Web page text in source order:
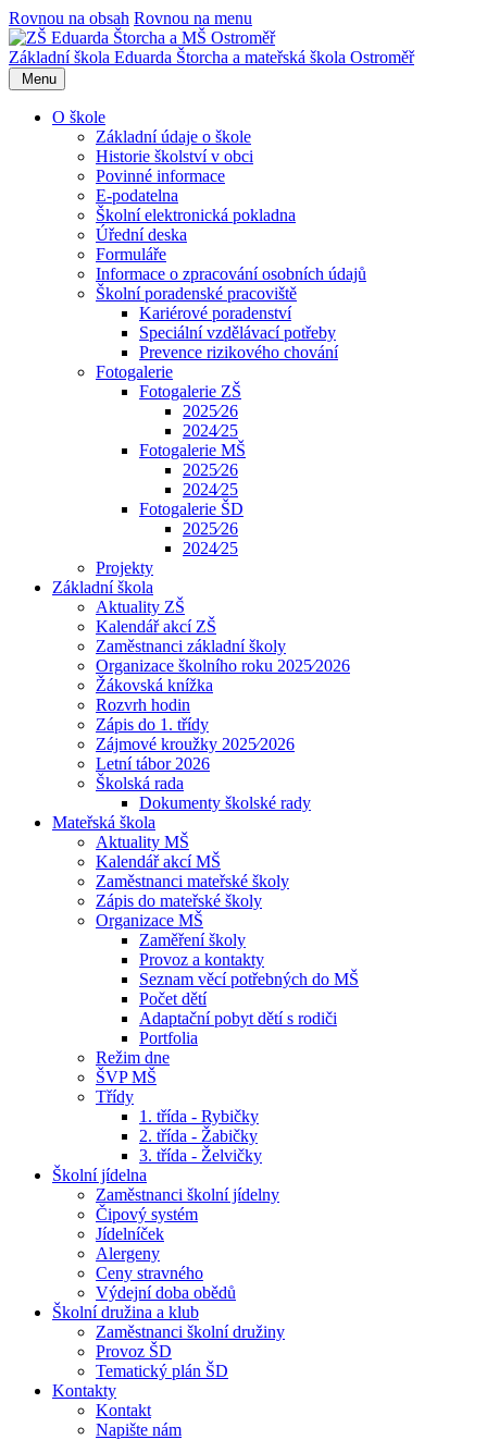
Rovnou na obsah Rovnou na menu
Základní škola Eduarda Štorcha a mateřská škola Ostroměř
Menu
O škole
Základní údaje o škole
Historie školství v obci
Povinné informace
E-podatelna
Školní elektronická pokladna
Úřední deska
Formuláře
Informace o zpracování osobních údajů
Školní poradenské pracoviště
Kariérové poradenství
Speciální vzdělávací potřeby
Prevence rizikového chování
Fotogalerie
Fotogalerie ZŠ
2025⁄26
2024⁄25
Fotogalerie MŠ
2025⁄26
2024⁄25
Fotogalerie ŠD
2025⁄26
2024⁄25
Projekty
Základní škola
Aktuality ZŠ
Kalendář akcí ZŠ
Zaměstnanci základní školy
Organizace školního roku 2025⁄2026
Žákovská knížka
Rozvrh hodin
Zápis do 1. třídy
Zájmové kroužky 2025⁄2026
Letní tábor 2026
Školská rada
Dokumenty školské rady
Mateřská škola
Aktuality MŠ
Kalendář akcí MŠ
Zaměstnanci mateřské školy
Zápis do mateřské školy
Organizace MŠ
Zaměření školy
Provoz a kontakty
Seznam věcí potřebných do MŠ
Počet dětí
Adaptační pobyt dětí s rodiči
Portfolia
Režim dne
ŠVP MŠ
Třídy
1. třída - Rybičky
2. třída - Žabičky
3. třída - Želvičky
Školní jídelna
Zaměstnanci školní jídelny
Čipový systém
Jídelníček
Alergeny
Ceny stravného
Výdejní doba obědů
Školní družina a klub
Zaměstnanci školní družiny
Provoz ŠD
Tematický plán ŠD
Kontakty
Kontakt
Napište nám